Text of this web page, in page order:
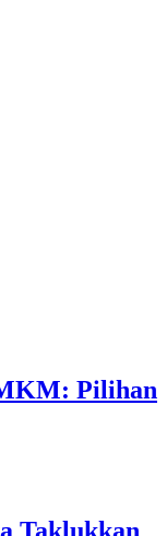
Pilihan